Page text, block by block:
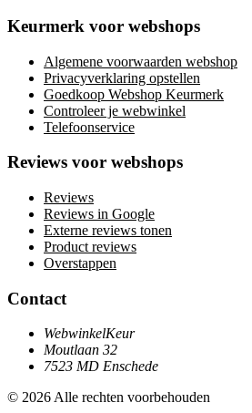
Keurmerk voor webshops
Algemene voorwaarden webshop
Privacyverklaring opstellen
Goedkoop Webshop Keurmerk
Controleer je webwinkel
Telefoonservice
Reviews voor webshops
Reviews
Reviews in Google
Externe reviews tonen
Product reviews
Overstappen
Contact
WebwinkelKeur
Moutlaan 32
7523 MD Enschede
© 2026 Alle rechten voorbehouden